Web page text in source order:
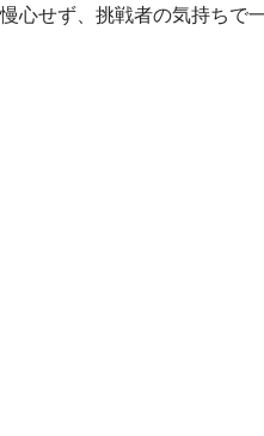
心せず、挑戦者の気持ちで